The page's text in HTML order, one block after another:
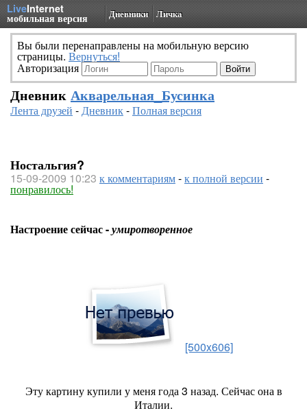
LiveInternet
мобильная версия Дневники Личка
Вы были перенаправлены на мобильную версию
страницы. Вернуться!
Авторизация
Дневник Акварельная_Бусинка
Лента друзей -Дневник-Полная версия
Ностальгия?
15-09-2009 10:23 к комментариям-к полной версии -
понравилось!
Настроение сейчас -умиротворенное
[500x606]
Эту картину купили у меня года 3 назад. Сейчас она в
Италии.